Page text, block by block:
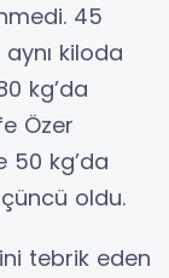
45
kiloda
kg’da
Özer
50 kg’da
oldu.
tebrik eden